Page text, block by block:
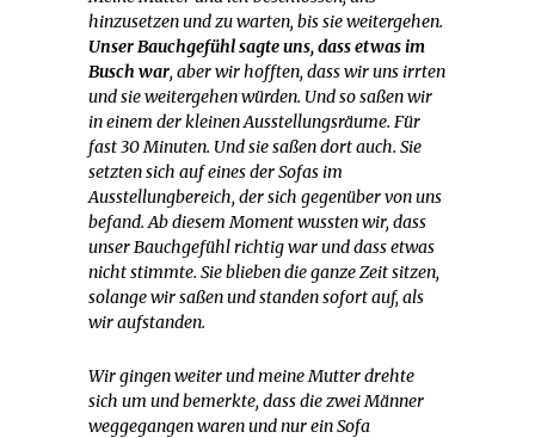
hinzusetzen und zu warten, bis sie weitergehen.
Unser Bauchgefühl sagte uns, dass etwas im
Busch war, aber wir hofften, dass wir uns irrten
und sie weitergehen würden. Und so saßen wir
in einem der kleinen Ausstellungsräume. Für
fast 30 Minuten. Und sie saßen dort auch. Sie
setzten sich auf eines der Sofas im
Ausstellungbereich, der sich gegenüber von uns
befand. Ab diesem Moment wussten wir, dass
unser Bauchgefühl richtig war und dass etwas
nicht stimmte. Sie blieben die ganze Zeit sitzen,
solange wir saßen und standen sofort auf, als
wir aufstanden.
Wir gingen weiter und meine Mutter drehte
sich um und bemerkte, dass die zwei Männer
weggegangen waren und nur ein Sofa